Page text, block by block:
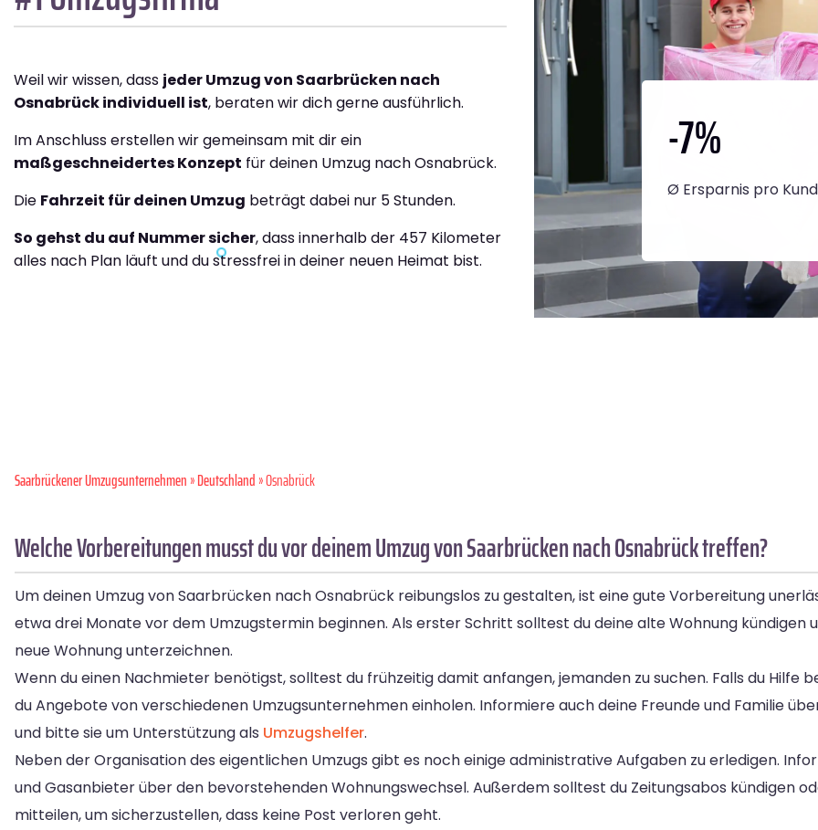
Weil wir wissen, dass jeder Umzug von Saarbrücken nach
Osnabrück individuell ist, beraten wir dich gerne ausführlich.
Im Anschluss erstellen wir gemeinsam mit dir ein
maßgeschneidertes Konzept für deinen Umzug nach Osnabrück.
Die Fahrzeit für deinen Umzug beträgt dabei nur 5 Stunden.
So gehst du auf Nummer sicher, dass innerhalb der 457 Kilometer
alles nach Plan läuft und du stressfrei in deiner neuen Heimat bist.
-7%
Ø Ersparnis pro
Saarbrückener Umzugsunternehmen»Deutschland» Osnabrück
Welche Vorbereitungen musst du vor deinem Umzug von Saarbrücken nach Osnabrück treffen?
Um deinen Umzug von Saarbrücken nach Osnabrück reibungslos zu gestalten, ist eine gute Vorbereitung
etwa drei Monate vor dem Umzugstermin beginnen. Als erster Schritt solltest du deine alte Wohnung kündigen
neue Wohnung unterzeichnen.
Wenn du einen Nachmieter benötigst, solltest du frühzeitig damit anfangen, jemanden zu suchen. Falls du Hilfe
du Angebote von verschiedenen Umzugsunternehmen einholen. Informiere auch deine Freunde und Familie
und bitte sie um Unterstützung als Umzugshelfer.
Neben der Organisation des eigentlichen Umzugs gibt es noch einige administrative Aufgaben zu erledigen.
und Gasanbieter über den bevorstehenden Wohnungswechsel. Außerdem solltest du Zeitungsabos kündigen
mitteilen, um sicherzustellen, dass keine Post verloren geht.